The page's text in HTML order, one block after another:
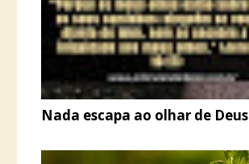
Nada escapa ao olhar de Deus